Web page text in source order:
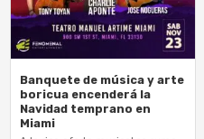
Banquete de música y arte
boricua encenderá la
Navidad temprano en
Miami